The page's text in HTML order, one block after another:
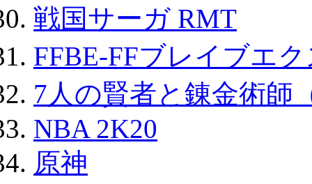
戦国サーガ RMT
FFBE-FFブレイブエ
7人の賢者と錬金術師
NBA 2K20
原神